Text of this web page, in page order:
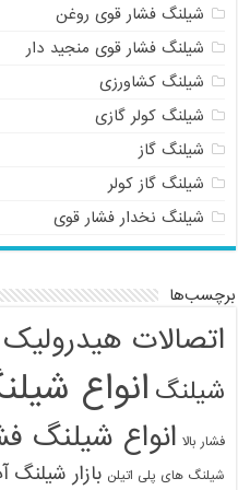
شیلنگ فشار قوی روغن
شیلنگ فشار قوی منجید دار
شیلنگ کشاورزی
شیلنگ کولر گازی
شیلنگ گاز
شیلنگ گاز کولر
شیلنگ نخدار فشار قوی
برچسب‌ها
اتصالات هیدرولیک
شیلنگ انواع
فشار بالا انواع شیلنگ
شیلنگ های پلی اتیلن بازار شیلنگ